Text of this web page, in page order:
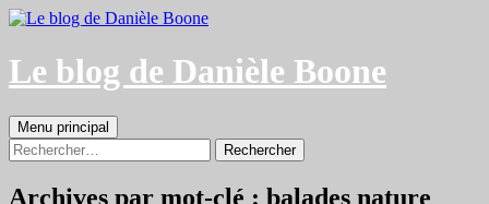
Aller
contenu
Le blog de Danièle Boone
Recherche
Menu principal
Rechercher :
Archives par mot-clé : balades nature